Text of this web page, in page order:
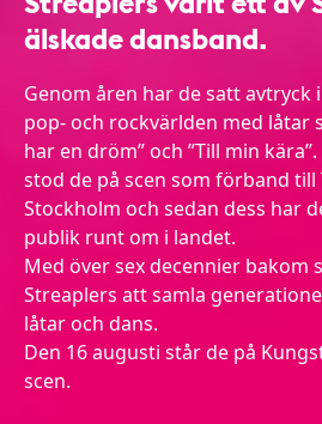
älskade dansband.
Genom åren har de satt avtryck
pop- och rockvärlden med låtar
har en dröm” och ”Till min
stod de på scen som förband till
Stockholm och sedan dess har
publik runt om i landet.
Med över sex decennier bakom
Streaplers att samla
låtar och dans.
Den 16 augusti står de på
scen.